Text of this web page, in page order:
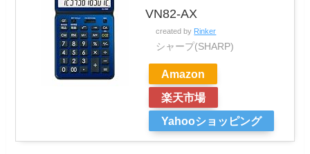
VN82-AX
created by Rinker
シャープ(SHARP)
Amazon
楽天市場
Yahooショッピング